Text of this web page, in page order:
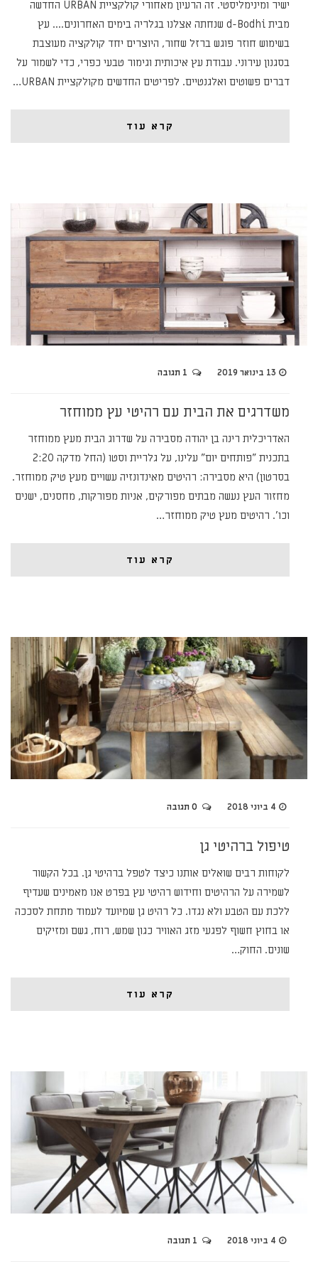
ישיר ומינימליסטי. זה הרעיון מאחורי קולקציית URBAN החדשה
מבית d-Bodhi שנחתה אצלנו בגלריה בימים האחרונים.... עץ
בשימוש חוזר פוגש ברזל שחור, היוצרים יחד קולקציה מעוצבת
בסגנון עירוני. עבודת עץ איכותית וגימור טבעי כפרי, כדי לשמור על
דברים פשוטים ואלגנטיים. לפריטים החדשים מקולקציית URBAN…
קרא עוד
13 בינואר 2019
משדרגים את הבית עם רהיטי עץ ממוחזר
האדריכלית רינה בן יהודה מסבירה על שדרוג הבית מעץ ממוחזר
בתכנית "פותחים יום" עלינו, על גלריית וסטו (החל מדקה 2:20
בסרטון) היא מסבירה: רהיטים מאינדונזיה עשויים מעץ טיק ממוחזר.
מחזור העץ נעשה מבתים מפורקים, אניות מפורקות, מחסנים, ישנים
וכו'. רהיטים מעץ טיק ממוחזר…
קרא עוד
4 ביוני 2018
טיפול ברהיטי גן
לקוחות רבים שואלים אותנו כיצד לטפל ברהיטי גן. בכל הקשור
לשמירה על הרהיטים וחידוש רהיטי עץ בפרט אנו מאמינים שעדיף
ללכת עם הטבע ולא נגדו. כל רהיט גן שמיועד לעמוד מתחת לסככה
או בחוץ חשוף לפגעי מזג האוויר כגון שמש, רוח, גשם ומזיקים
שונים. החוק…
קרא עוד
4 ביוני 2018